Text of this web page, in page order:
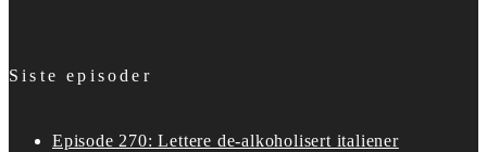
Siste episoder
Episode 270: Lettere de-alkoholisert italiener